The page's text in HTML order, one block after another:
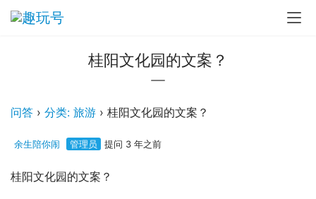
桂阳文化园的文案？
问答 › 分类: 旅游 › 桂阳文化园的文案？
余生陪你闹 管理员 提问 3 年之前
桂阳文化园的文案？